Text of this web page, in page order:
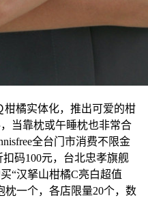
橘实体化，推出可爱的柑
当靠枕或午睡枕也非常合
全台门市消费不限金
码100元，台北忠孝旗舰
“汉拏山柑橘C亮白超值
枕一个，各店限量20个，数